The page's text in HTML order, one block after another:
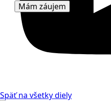
Späť na všetky diely
Mám záujem